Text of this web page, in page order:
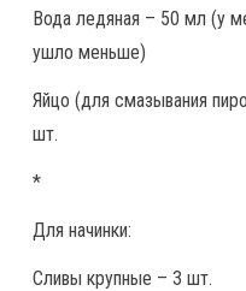
Вода ледяная – 50 мл (у
ушло меньше)
Яйцо (для смазывания
шт.
*
Для начинки:
Сливы крупные – 3 шт.